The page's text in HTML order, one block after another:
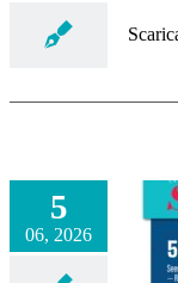
5
06, 2026